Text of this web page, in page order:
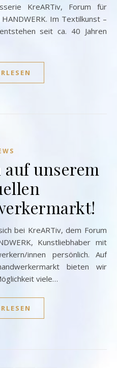
KreARTiv, Forum für
Im Textilkunst –
seit ca. 40 Jahren
unserem
Kunstliebhaber mit
innen persönlich. Auf
bieten wir
viele…